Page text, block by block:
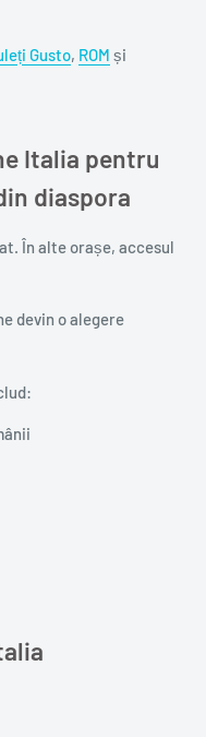
Gusto, ROM și
Italia pentru
diaspora
În alte orașe, accesul
devin o alegere